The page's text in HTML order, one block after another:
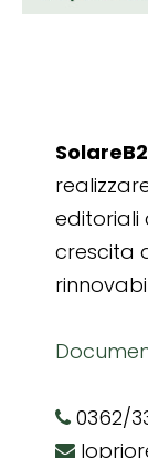
editoriali
crescita
0362/